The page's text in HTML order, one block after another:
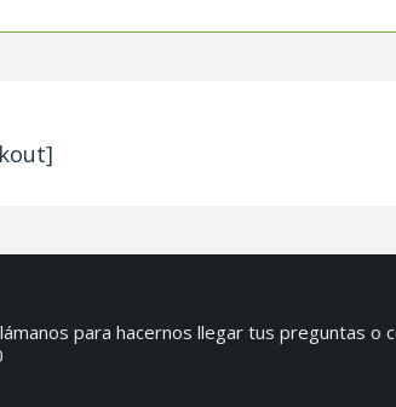
para hacernos llegar tus preguntas o